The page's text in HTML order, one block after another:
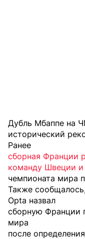
Дубль Мбаппе на
исторический
Ранее
сборная Франции
команду Швеции
чемпионата мира
Также
Opta назвал
сборную Франции
мира
после